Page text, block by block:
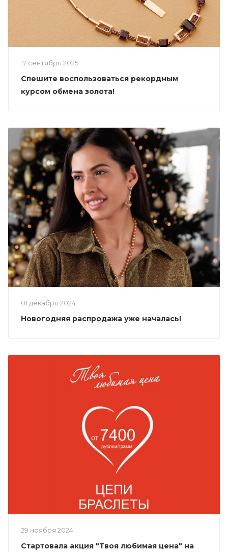
17 сентября 2025
Спешите воспользоваться рекордным
курсом обмена золота!
01 декабря 2024
Новогодняя распродажа уже началась!
29 ноября 2024
Стартовала акция "Твоя любимая цена" на